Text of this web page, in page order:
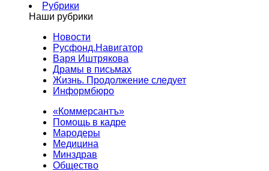
Рубрики
Наши рубрики
Новости
Русфонд.Навигатор
Варя Иштрякова
Драмы в письмах
Жизнь. Продолжение следует
Информбюро
«Коммерсантъ»
Помощь в кадре
Мародеры
Медицина
Минздрав
Общество